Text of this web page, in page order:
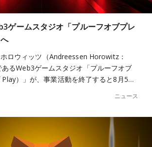
ゲームスタジオ「プルーフオブプレ
ロウィッツ（Andreessen Horowitz：
るWeb3ゲームスタジオ「プルーフオブ
）」が、事業活動を終了すると8月5…
ニュース